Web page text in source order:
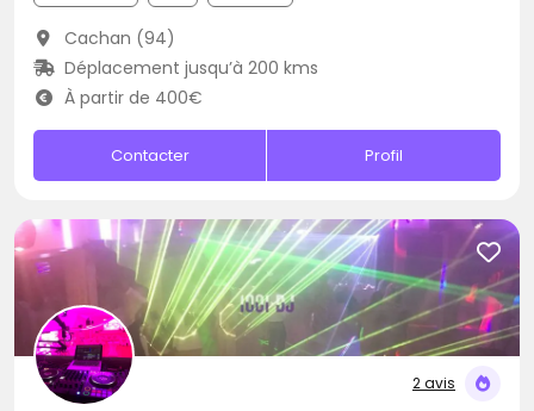
Cachan (94)
Déplacement jusqu’à 200 kms
À partir de 400€
Contacter Profil
2 avis